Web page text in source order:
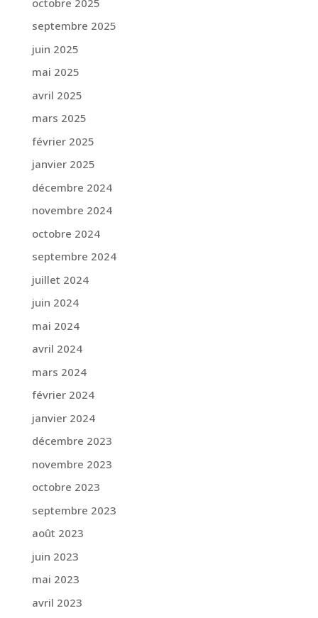
septembre 2025
juin 2025
mai 2025
avril 2025
mars 2025
février 2025
janvier 2025
décembre 2024
novembre 2024
octobre 2024
septembre 2024
juillet 2024
juin 2024
mai 2024
avril 2024
mars 2024
février 2024
janvier 2024
décembre 2023
novembre 2023
octobre 2023
septembre 2023
août 2023
juin 2023
mai 2023
avril 2023